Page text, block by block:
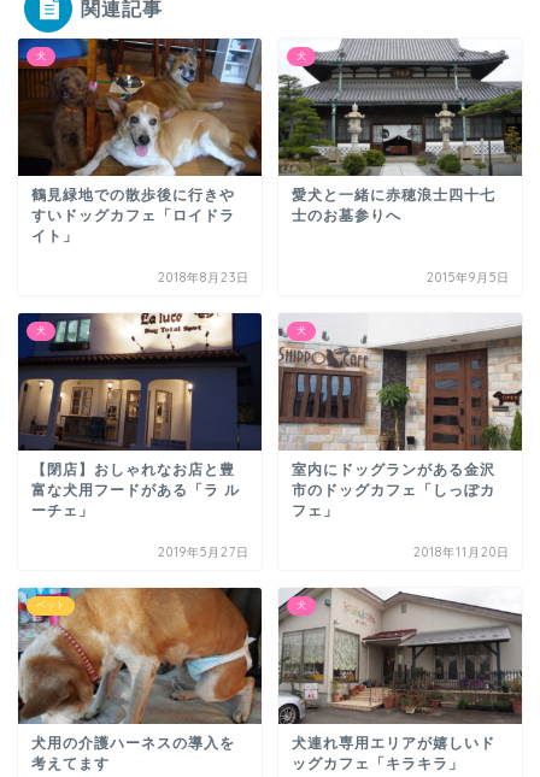
関連記事
犬
鶴見緑地での散歩後に行きや
すいドッグカフェ「ロイドラ
イト」
2018年8月23日
犬
愛犬と一緒に赤穂浪士四十七
士のお墓参りへ
2015年9月5日
犬
【閉店】おしゃれなお店と豊
富な犬用フードがある「ラ ル
ーチェ」
2019年5月27日
犬
室内にドッグランがある金沢
市のドッグカフェ「しっぽカ
フェ」
2018年11月20日
ペット
犬用の介護ハーネスの導入を
考えてます
犬
犬連れ専用エリアが嬉しいド
ッグカフェ「キラキラ」